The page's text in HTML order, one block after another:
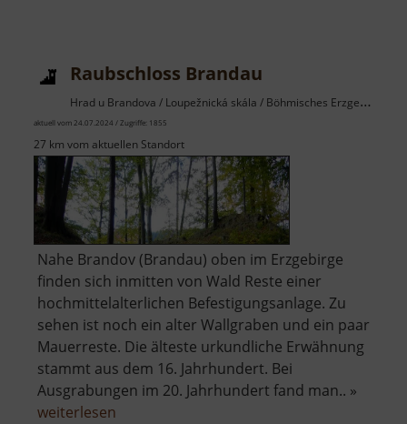
Raubschloss Brandau
Hrad u Brandova / Loupežnická skála / Böhmisches Erzgebirge
aktuell vom 24.07.2024 / Zugriffe: 1855
27 km vom aktuellen Standort
Nahe Brandov (Brandau) oben im Erzgebirge
finden sich inmitten von Wald Reste einer
hochmittelalterlichen Befestigungsanlage. Zu
sehen ist noch ein alter Wallgraben und ein paar
Mauerreste. Die älteste urkundliche Erwähnung
stammt aus dem 16. Jahrhundert. Bei
Ausgrabungen im 20. Jahrhundert fand man.. »
weiterlesen